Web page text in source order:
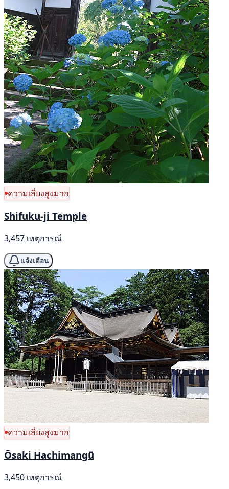
ความเสี่ยงสูงมาก
Shifuku-ji Temple
3,457 เหตุการณ์
แจ้งเตือน
ความเสี่ยงสูงมาก
Ōsaki Hachimangū
3,450 เหตุการณ์